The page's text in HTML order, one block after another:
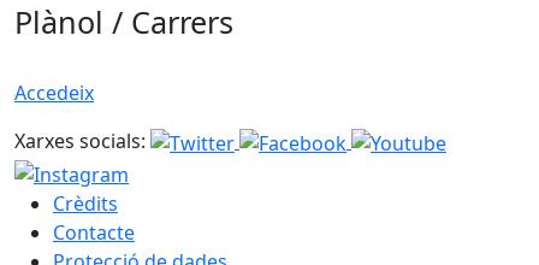
Plànol / Carrers
Accedeix
Xarxes socials:
Crèdits
Contacte